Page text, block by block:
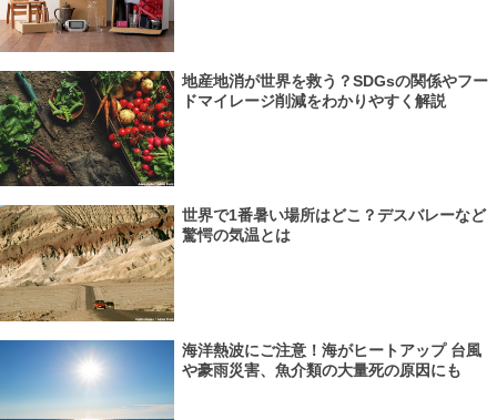
地産地消が世界を救う？SDGsの関係やフー
ドマイレージ削減をわかりやすく解説
世界で1番暑い場所はどこ？デスバレーなど
驚愕の気温とは
海洋熱波にご注意！海がヒートアップ 台風
や豪雨災害、魚介類の大量死の原因にも